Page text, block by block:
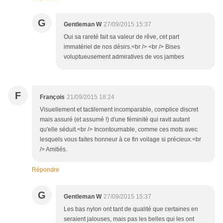
G Gentleman W 27/09/2015 15:37
Oui sa rareté fait sa valeur de rêve, cet part
immatériel de nos désirs.<br /> <br /> Bises
voluptueusement admiratives de vos jambes
F François 21/09/2015 18:24
Visuellement et tactilement incomparable, complice discret
mais assuré (et assumé !) d'une féminité qui ravit autant
qu'elle séduit.<br /> Incontournable, comme ces mots avec
lesquels vous faites honneur à ce fin voilage si précieux.<br
/> Amitiés.
Répondre
G Gentleman W 27/09/2015 15:37
Les bas nylon ont tant de qualité que certaines en
seraient jalouses, mais pas les belles qui les ont